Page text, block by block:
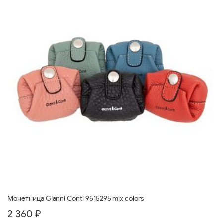
Монетница Gianni Conti 9515295 mix colors
2 360 ₽